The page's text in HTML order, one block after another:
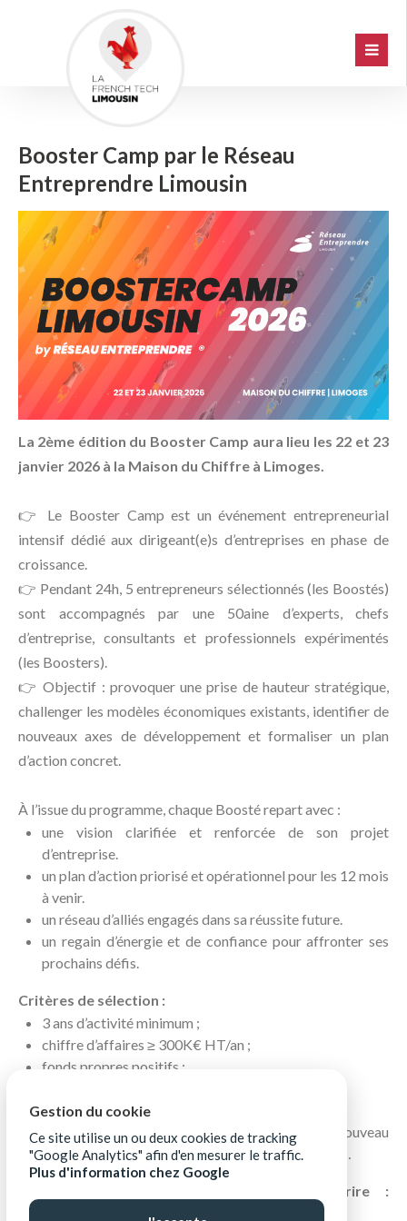
Booster Camp par le Réseau
Entreprendre Limousin
La 2ème édition du Booster Camp aura lieu les 22 et 23
janvier 2026 à la Maison du Chiffre à Limoges.
👉 Le Booster Camp est un événement entrepreneurial
intensif dédié aux dirigeant(e)s d’entreprises en phase de
croissance.
👉 Pendant 24h, 5 entrepreneurs sélectionnés (les Boostés)
sont accompagnés par une 50aine d’experts, chefs
d’entreprise, consultants et professionnels expérimentés
(les Boosters).
👉 Objectif : provoquer une prise de hauteur stratégique,
challenger les modèles économiques existants, identifier de
nouveaux axes de développement et formaliser un plan
d’action concret.
À l’issue du programme, chaque Boosté repart avec :
une vision clarifiée et renforcée de son projet
d’entreprise.
un plan d’action priorisé et opérationnel pour les 12 mois
à venir.
un réseau d’alliés engagés dans sa réussite future.
un regain d’énergie et de confiance pour affronter ses
prochains défis.
Critères de sélection :
3 ans d’activité minimum ;
chiffre d’affaires ≥ 300K€ HT/an ;
fonds propres positifs ;
siège en Corrèze, Creuse, ou Haute-Vienne ;
projet de croissance et de créations d’emplois : nouveau
marché, nouvelle offre, changement d’échelle etc…
👉 Pour en savoir + et pour s'inscrire :
https://www.boostercamp-limousin.fr/
Gestion du cookie
Ce site utilise un ou deux cookies de tracking
"Google Analytics" afin d'en mesurer le traffic.
Plus d'information chez Google